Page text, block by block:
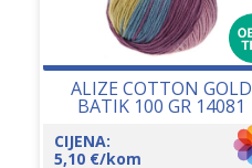
ALIZE COTTON GOLD
BATIK 100 GR 14081
CIJENA:
5,10 €/kom